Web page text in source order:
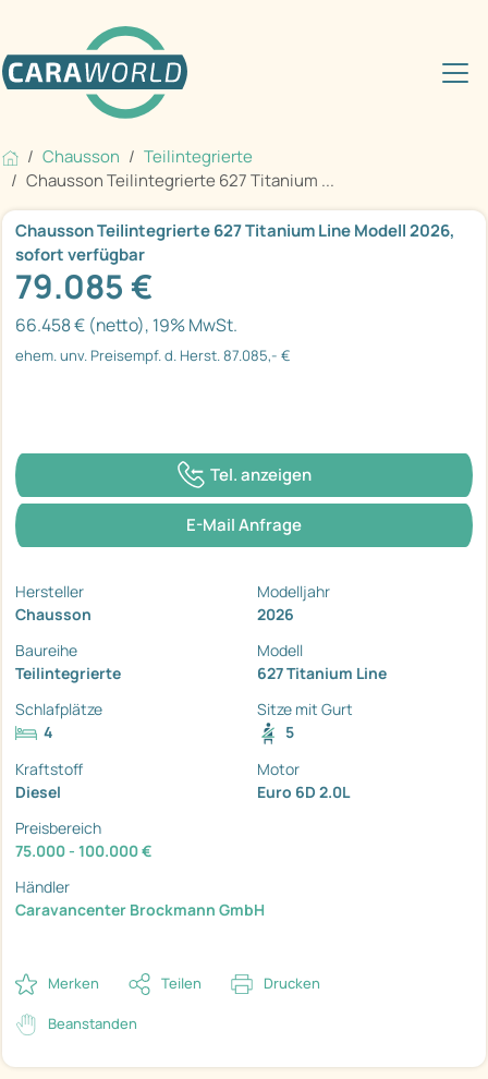
Chausson
Teilintegrierte
Chausson Teilintegrierte 627 Titanium ...
Chausson Teilintegrierte 627 Titanium Line Modell 2026,
sofort verfügbar
79.085 €
66.458 € (netto), 19% MwSt.
ehem. unv. Preisempf. d. Herst. 87.085,- €
Tel. anzeigen
E-Mail Anfrage
Hersteller
Chausson
Modelljahr
2026
Baureihe
Teilintegrierte
Modell
627 Titanium Line
Schlafplätze
4
Sitze mit Gurt
5
Kraftstoff
Diesel
Motor
Euro 6D 2.0L
Preisbereich
75.000 - 100.000 €
Händler
Caravancenter Brockmann GmbH
Merken Teilen Drucken
Beanstanden